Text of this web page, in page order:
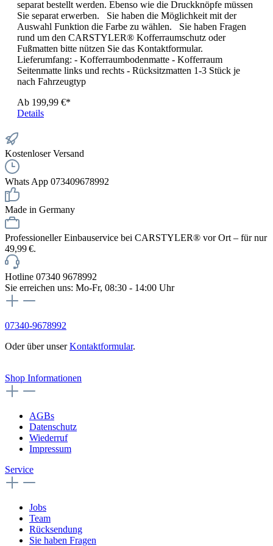
separat bestellt werden. Ebenso wie die Druckknöpfe müssen
Sie separat erwerben. Sie haben die Möglichkeit mit der
Auswahl Funktion die Farbe zu wählen. Sie haben Fragen
rund um den CARSTYLER® Kofferraumschutz oder
Fußmatten bitte nützen Sie das Kontaktformular.
Lieferumfang: - Kofferraumbodenmatte - Kofferraum
Seitenmatte links und rechts - Rücksitzmatten 1-3 Stück je
nach Fahrzeugtyp
Ab 199,99 €*
Details
Kostenloser Versand
Whats App 073409678992
Made in Germany
Professioneller Einbauservice bei CARSTYLER® vor Ort – für nur
49,99 €.
Hotline 07340 9678992
Sie erreichen uns: Mo-Fr, 08:30 - 14:00 Uhr
07340-9678992
Oder über unserKontaktformular.
Shop Informationen
AGBs
Datenschutz
Wiederruf
Impressum
Service
Jobs
Team
Rücksendung
Sie haben Fragen